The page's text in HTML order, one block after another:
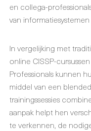
en collega-
van
In vergelijking met
online CISSP-
Professionals kunnen
middel van een
trainingssessies
aanpak helpt hen
te verkennen, de